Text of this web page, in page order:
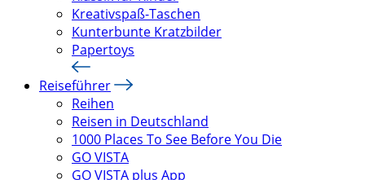
Kreativspaß-Taschen
Kunterbunte Kratzbilder
Papertoys
Reiseführer
Reihen
Reisen in Deutschland
1000 Places To See Before You Die
GO VISTA
GO VISTA plus App